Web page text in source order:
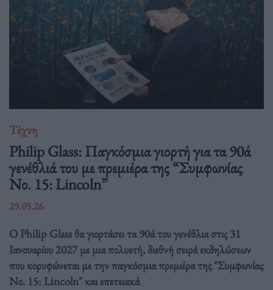
Τέχνη
Philip Glass: Παγκόσμια γιορτή για τα 90ά
γενέθλιά του με πρεμιέρα της “Συμφωνίας
Νο. 15: Lincoln”
29.05.26
Ο Philip Glass θα γιορτάσει τα 90ά του γενέθλια στις 31
Ιανουαρίου 2027 με μια πολυετή, διεθνή σειρά εκδηλώσεων
που κορυφώνεται με την παγκόσμια πρεμιέρα της "Συμφωνίας
Νο. 15: Lincoln" και επετειακά